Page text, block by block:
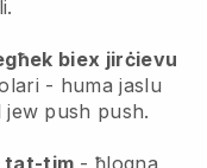
biex jirċievu
- huma jaslu
push push.
tat-tim - ħloqna